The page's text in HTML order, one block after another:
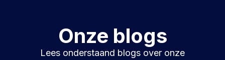
Onze blogs
Lees onderstaand blogs over onze